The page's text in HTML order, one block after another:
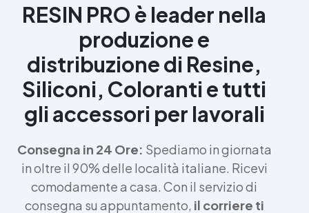
RESIN PRO è leader nella
produzione e
distribuzione di Resine,
Siliconi, Coloranti e tutti
gli accessori per lavorali
Consegna in 24 Ore: Spediamo in giornata
in oltre il 90% delle località italiane. Ricevi
comodamente a casa. Con il servizio di
consegna su appuntamento, il corriere ti